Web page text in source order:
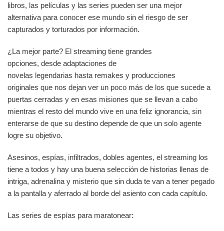
libros, las películas y las series pueden ser una mejor
alternativa para conocer ese mundo sin el riesgo de ser
capturados y torturados por información.
¿La mejor parte? El streaming tiene grandes
opciones, desde adaptaciones de
novelas legendarias hasta remakes y producciones
originales que nos dejan ver un poco más de los que sucede a
puertas cerradas y en esas misiones que se llevan a cabo
mientras el resto del mundo vive en una feliz ignorancia, sin
enterarse de que su destino depende de que un solo agente
logre su objetivo.
Asesinos, espías, infiltrados, dobles agentes, el streaming los
tiene a todos y hay una buena selección de historias llenas de
intriga, adrenalina y misterio que sin duda te van a tener pegado
a la pantalla y aferrado al borde del asiento con cada capítulo.
Las series de espías para maratonear: